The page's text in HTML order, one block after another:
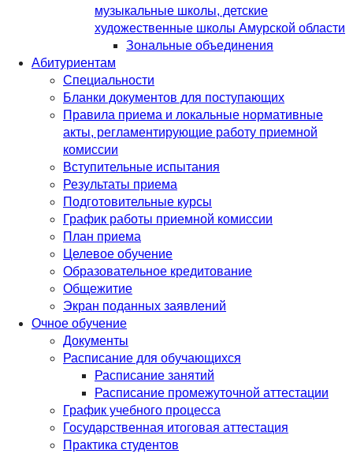
музыкальные школы, детские
художественные школы Амурской области
Зональные объединения
Абитуриентам
Специальности
Бланки документов для поступающих
Правила приема и локальные нормативные
акты, регламентирующие работу приемной
комиссии
Вступительные испытания
Результаты приема
Подготовительные курсы
График работы приемной комиссии
План приема
Целевое обучение
Образовательное кредитование
Общежитие
Экран поданных заявлений
Очное обучение
Документы
Расписание для обучающихся
Расписание занятий
Расписание промежуточной аттестации
График учебного процесса
Государственная итоговая аттестация
Практика студентов